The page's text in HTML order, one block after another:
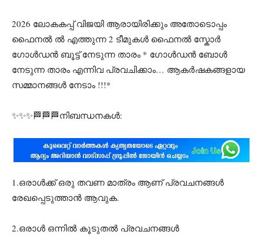
2026 ലോകകപ്പ് വിജയി ആരായിരിക്കും അതോടൊപ്പം
ഫൈനൽ ൽ എത്തുന്ന 2 ടീമുകൾ ഫൈനൽ സ്കോർ
⁠ഗോൾഡൻ ബൂട്ട് നേടുന്ന താരം * ⁠ഗോൾഡൻ ബോൾ
നേടുന്ന താരം എന്നിവ പ്രവചിക്കാം… ആകർഷകങ്ങളായ
സമ്മാനങ്ങൾ നേടാം !!!*
✨✨✨🏁🏁🏁നിബന്ധനകൾ:
1.ഒരാൾക്ക് ഒരു തവണ മാത്രം ആണ് പ്രവചനങ്ങൾ
രേഖപ്പെടുത്താൻ ആവുക.
2.ഒരാൾ ഒന്നിൽ കൂടുതൽ പ്രവചനങ്ങൾ